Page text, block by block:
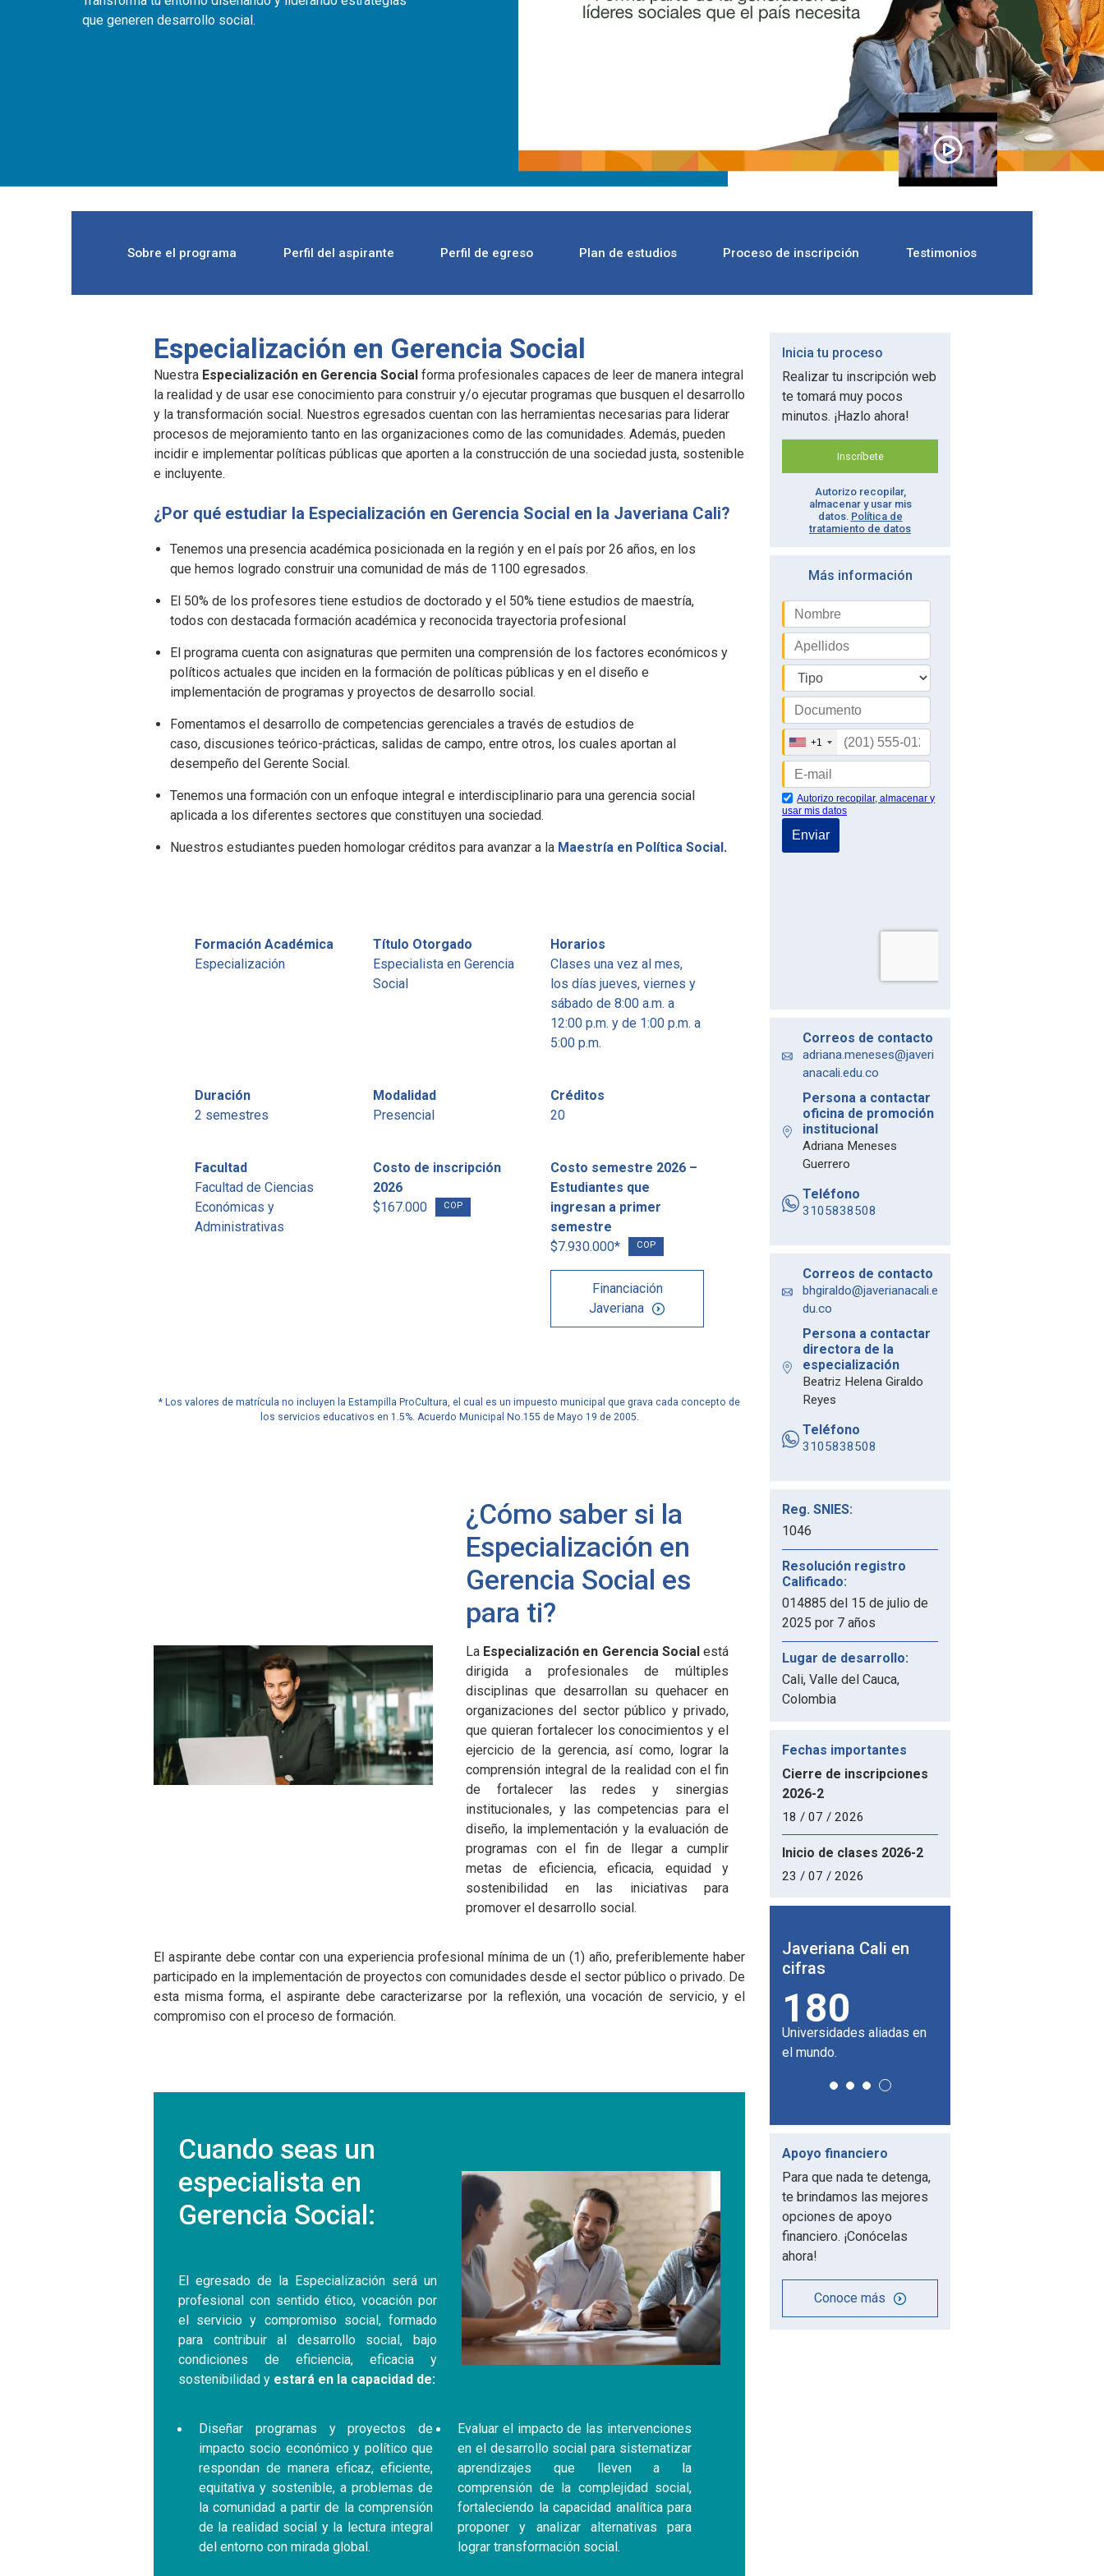
que generen desarrollo social.
Sobre el programa Perfil del aspirante Perfil de egreso Plan de estudios Proceso de inscripción Testimonios
Especialización en Gerencia Social
Nuestra Especialización en Gerencia Social forma profesionales capaces de leer de manera integral
la realidad y de usar ese conocimiento para construir y/o ejecutar programas que busquen el desarrollo
y la transformación social. Nuestros egresados cuentan con las herramientas necesarias para liderar
procesos de mejoramiento tanto en las organizaciones como de las comunidades. Además, pueden
incidir e implementar políticas públicas que aporten a la construcción de una sociedad justa, sostenible
e incluyente.
¿Por qué estudiar la Especialización en Gerencia Social en la Javeriana Cali?
Tenemos una presencia académica posicionada en la región y en el país por 26 años, en los
que hemos logrado construir una comunidad de más de 1100 egresados.
El 50% de los profesores tiene estudios de doctorado y el 50% tiene estudios de maestría,
todos con destacada formación académica y reconocida trayectoria profesional
El programa cuenta con asignaturas que permiten una comprensión de los factores económicos y
políticos actuales que inciden en la formación de políticas públicas y en el diseño e
implementación de programas y proyectos de desarrollo social.
Fomentamos el desarrollo de competencias gerenciales a través de estudios de
caso, discusiones teórico-prácticas, salidas de campo, entre otros, los cuales aportan al
desempeño del Gerente Social.
Tenemos una formación con un enfoque integral e interdisciplinario para una gerencia social
aplicada a los diferentes sectores que constituyen una sociedad.
Nuestros estudiantes pueden homologar créditos para avanzar a la Maestría en Política Social.
Formación Académica
Especialización
Título Otorgado
Especialista en Gerencia
Social
Horarios
Clases una vez al mes,
los días jueves, viernes y
sábado de 8:00 a.m. a
12:00 p.m. y de 1:00 p.m. a
5:00 p.m.
Duración
2 semestres
Modalidad
Presencial
Créditos
20
Facultad
Facultad de Ciencias
Económicas y
Administrativas
Costo de inscripción
2026
$167.000
COP
Costo semestre 2026 –
Estudiantes que
ingresan a primer
semestre
$7.930.000*
COP
Financiación
Javeriana
* Los valores de matrícula no incluyen la Estampilla ProCultura, el cual es un impuesto municipal que grava cada concepto de
los servicios educativos en 1.5%. Acuerdo Municipal No.155 de Mayo 19 de 2005.
¿Cómo saber si la
Especialización en
Gerencia Social es
para ti?
La Especialización en Gerencia Socialestá
dirigida a profesionales de múltiples
disciplinas que desarrollan su quehacer en
organizaciones del sector público y privado,
que quieran fortalecer los conocimientos y el
ejercicio de la gerencia, así como, lograr la
comprensión integral de la realidad con el fin
de fortalecer las redes y sinergias
institucionales, y las competencias para el
diseño, la implementación y la evaluación de
programas con el fin de llegar a cumplir
metas de eficiencia, eficacia, equidad y
sostenibilidad en las iniciativas para
promover el desarrollo social.
El aspirante debe contar con una experiencia profesional mínima de un (1) año, preferiblemente haber
participado en la implementación de proyectos con comunidades desde el sector público o privado. De
esta misma forma, el aspirante debe caracterizarse por la reflexión, una vocación de servicio, y el
compromiso con el proceso de formación.
Cuando seas un
especialista en
Gerencia Social:
El egresado de la Especialización será un
profesional con sentido ético, vocación por
el servicio y compromiso social, formado
para contribuir al desarrollo social, bajo
condiciones de eficiencia, eficacia y
sostenibilidad y estará en la capacidad de:
Diseñar programas y proyectos de
impacto socio económico y político que
respondan de manera eficaz, eficiente,
equitativa y sostenible, a problemas de
la comunidad a partir de la comprensión
de la realidad social y la lectura integral
del entorno con mirada global.
Evaluar el impacto de las intervenciones
en el desarrollo social para sistematizar
aprendizajes que lleven a la
comprensión de la complejidad social,
fortaleciendo la capacidad analítica para
proponer y analizar alternativas para
lograr transformación social.
Inicia tu proceso
Realizar tu inscripción web
te tomará muy pocos
minutos. ¡Hazlo ahora!
Inscríbete
Autorizo recopilar,
almacenar y usar mis
datos. Política de
tratamiento de datos
Más información
Correos de contacto
adriana.meneses@javeri
anacali.edu.co
Persona a contactar
oficina de promoción
institucional
Adriana Meneses
Guerrero
Teléfono
3105838508
Correos de contacto
bhgiraldo@javerianacali.e
du.co
Persona a contactar
directora de la
especialización
Beatriz Helena Giraldo
Reyes
Teléfono
3105838508
Reg. SNIES:
1046
Resolución registro
Calificado:
014885 del 15 de julio de
2025 por 7 años
Lugar de desarrollo:
Cali, Valle del Cauca,
Colombia
Fechas importantes
Cierre de inscripciones
2026-2
18 / 07 / 2026
Inicio de clases 2026-2
23 / 07 / 2026
Javeriana Cali en
cifras
180
Javeriana Cali en
cifras
11
Administrativas.
Javeriana Cali en
Cifras
1.347
Javeriana Cali en
cifras
51%
Javeriana Cali en
cifras
180
Universidades aliadas en
el mundo.
Apoyo financiero
Para que nada te detenga,
te brindamos las mejores
opciones de apoyo
financiero. ¡Conócelas
ahora!
Conoce más